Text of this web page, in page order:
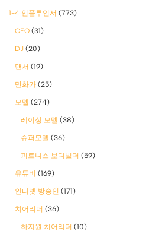
1-4 인플루언서 (773)
CEO (31)
DJ (20)
댄서 (19)
만화가 (25)
모델 (274)
레이싱 모델 (38)
슈퍼모델 (36)
피트니스 보디빌더 (59)
유튜버 (169)
인터넷 방송인 (171)
치어리더 (36)
하지원 치어리더 (10)